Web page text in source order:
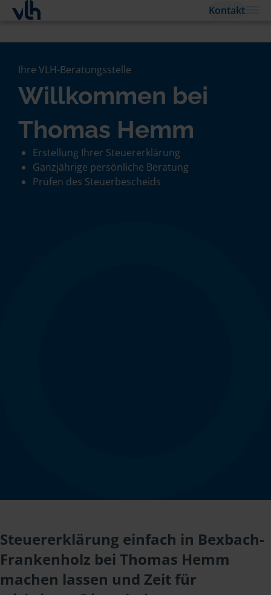
Kontakt
Ihre VLH-Beratungsstelle
Willkommen bei
Thomas Hemm
Erstellung Ihrer Steuererklärung
Ganzjährige persönliche Beratung
Prüfen des Steuerbescheids
Steuererklärung einfach in Bexbach-
Frankenholz bei Thomas Hemm
machen lassen und Zeit für